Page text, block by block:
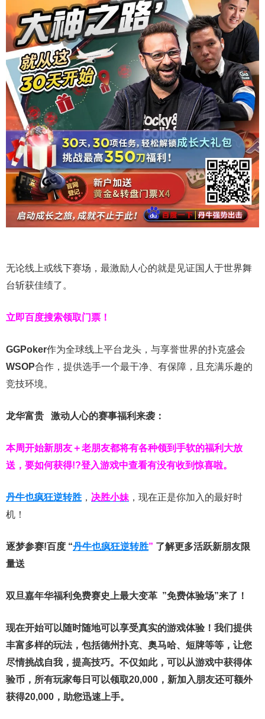
无论线上或线下赛场，最激励人心的就是见证国人于世界舞
台斩获佳绩了。
立即百度搜索领取门票！
GGPoker作为全球线上平台龙头，与享誉世界的扑克盛会
WSOP合作，提供选手一个最干净、有保障，且充满乐趣的
竞技环境。
龙华富贵 激动人心的赛事福利来袭：
本周开始新朋友＋老朋友都将有各种领到手软的福利大放
送，要如何获得!?登入游戏中查看有没有收到惊喜啦。
丹牛也疯狂逆转胜 ， 决胜小妹 ，现在正是你加入的最好时
机！
逐梦参赛!百度 “丹牛也疯狂逆转胜” 了解更多活跃新朋友限
量送
双旦嘉年华福利免费赛史上最大变革 ”免费体验场”来了！
现在开始可以随时随地可以享受真实的游戏体验！我们提供
丰富多样的玩法，包括德州扑克、奥马哈、短牌等等，让您
尽情挑战自我，提高技巧。不仅如此， 可以从游戏中获得体
验币，所有玩家每日可以领取20,000，新加入朋友还可额外
获得20,000，助您迅速上手。